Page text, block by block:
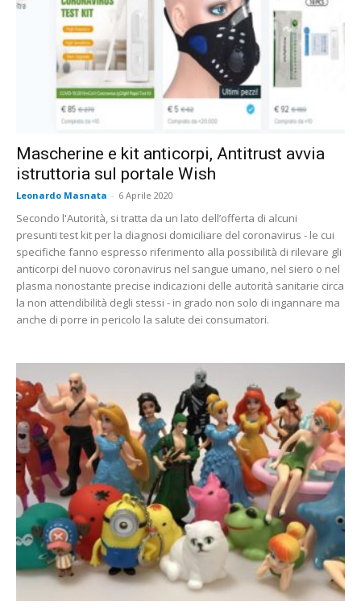
Mascherine e kit anticorpi, Antitrust avvia
istruttoria sul portale Wish
Leonardo Masnata - 6 Aprile 2020
Secondo l'Autorità, si tratta da un lato dell’offerta di alcuni
presunti test kit per la diagnosi domiciliare del coronavirus - le cui
specifiche fanno espresso riferimento alla possibilità di rilevare gli
anticorpi del nuovo coronavirus nel sangue umano, nel siero o nel
plasma nonostante precise indicazioni delle autorità sanitarie circa
la non attendibilità degli stessi - in grado non solo di ingannare ma
anche di porre in pericolo la salute dei consumatori.